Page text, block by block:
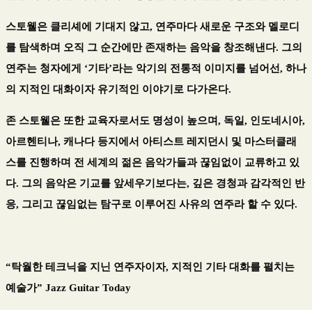
스토웰은 클리셰에 기대지 않고, 연주마다 새로운 구조와 멜로디
를 탐색하며 오직 그 순간에만 존재하는 음악을 창조해낸다. 그의
연주는 청자에게 ‘기타’라는 악기의 전통적 이미지를 넘어선, 하나
의 지적인 대화이자 유기적인 이야기 로 다가온다.
존 스토웰은 또한 교육자로서도 명성이 높으며, 독일, 인도네시아,
아르헨티나, 캐나다 등지에서 아티스트 레지던시 및 마스터클래
스를 진행하며 전 세계의 젊은 음악가들과 끊임없이 교류하고 있
다. 그의 음악은 기교를 앞세우기보다는, 깊은 경청과 감각적인 반
응, 그리고 끊임없는 탐구로 이루어진 사유의 연주라 할 수 있다.
“탁월한 테크닉을 지닌 연주자이자, 지적인 기타 대화를 펼치는
예술가” Jazz Guitar Today